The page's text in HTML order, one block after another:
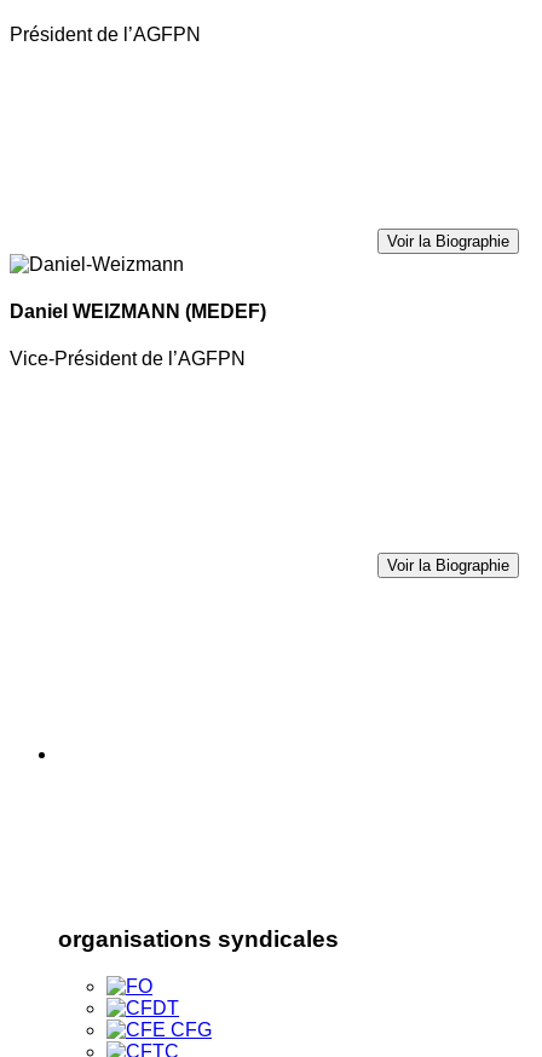
Président de l’AGFPN
Voir la Biographie
Daniel WEIZMANN (MEDEF)
Vice-Président de l’AGFPN
Voir la Biographie
organisations syndicales